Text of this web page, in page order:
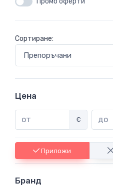
Сортиране:
Цена
€
Приложи
Бранд